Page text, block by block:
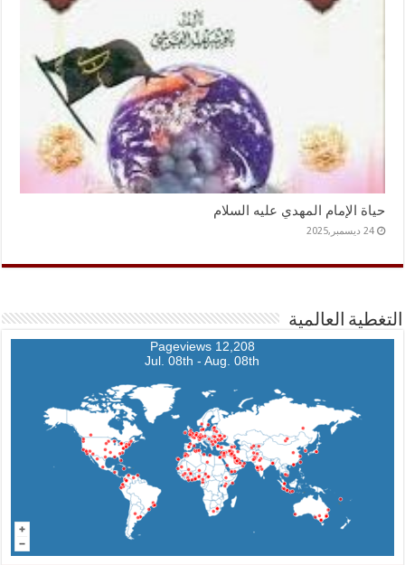
حياة الإمام المهدي عليه السلام
24 ديسمبر,2025
التغطية العالمية
12,208 Pageviews
Jul. 08th - Aug. 08th